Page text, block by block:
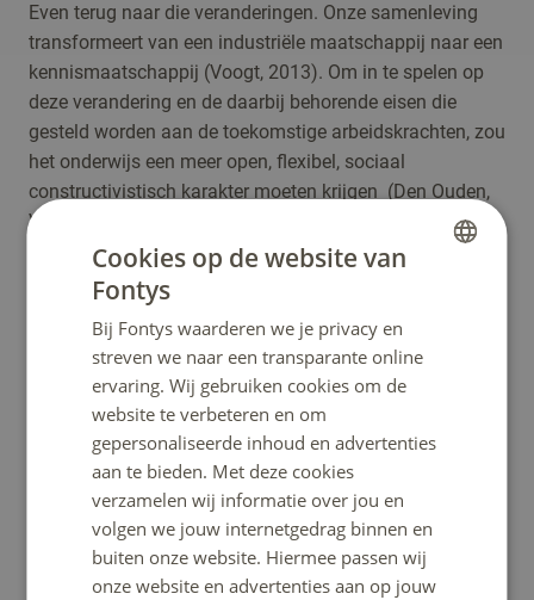
Even terug naar die veranderingen. Onze samenleving
transformeert van een industriële maatschappij naar een
kennismaatschappij (Voogt, 2013). Om in te spelen op
deze verandering en de daarbij behorende eisen die
gesteld worden aan de toekomstige arbeidskrachten, zou
het onderwijs een meer open, flexibel, sociaal
constructivistisch karakter moeten krijgen (Den Ouden,
Valkenburg en Den Brok, 2014).
In de huidige samenleving moeten werkgevers en –
nemers namelijk kunnen omgaan met een massa aan
informatie, leren om hun eigen keuzes te maken,
verantwoordelijkheden kunnen nemen, leren te leren,
kritische analyses kunnen maken en zo verder (Dochy,
Berghmans, Koenen, & Segers, 2015). We hebben de
belangrijkste aspecten benoemd als professioneel
vermogen (vermogen tot eigenaarschap, adaptief
vermogen, creeërend vermogen, innovatief vermogen en
kritisch vermogen).
Werkende principes achter SEAL verder uitgewerkt:
Cookies op de website van
Fontys
Bij Fontys waarderen we je privacy en
streven we naar een transparante online
ervaring. Wij gebruiken cookies om de
website te verbeteren en om
gepersonaliseerde inhoud en advertenties
aan te bieden. Met deze cookies
verzamelen wij informatie over jou en
volgen we jouw internetgedrag binnen en
buiten onze website. Hiermee passen wij
onze website en advertenties aan op jouw